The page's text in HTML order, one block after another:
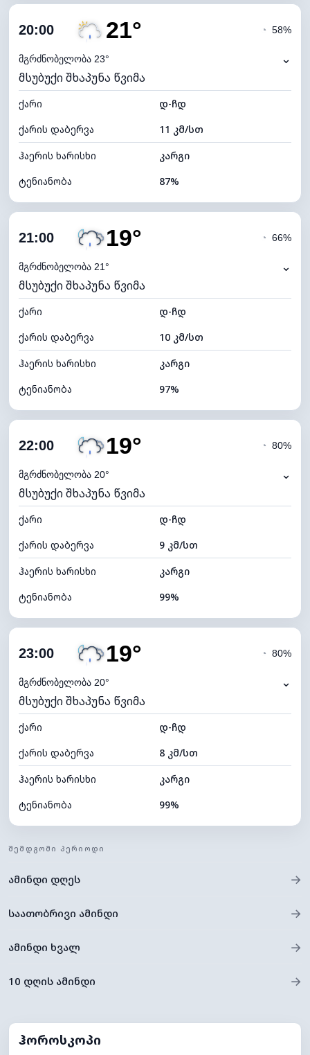
ღრუბლიანობა
ნამის წერტილი
ხილვადობა
განათების ინდექსი 4 (მკრთალი)
ღრუბლის სიმაღლე 5520 მ
20:00 21°
მგრძნობელობა 23°
◔ 58%
⌄
მსუბუქი შხაპუნა წვიმა
ქარი
დ-ჩდ
ქარის დაბერვა
11 კმ/სთ
ჰაერის ხარისხი
კარგი
ტენიანობა
87%
ღრუბლიანობა
ნამის წერტილი
ხილვადობა
განათების ინდექსი 4 (მკრთალი)
ღრუბლის სიმაღლე 6480 მ
21:00 19°
მგრძნობელობა 21°
◔ 66%
⌄
მსუბუქი შხაპუნა წვიმა
ქარი
დ-ჩდ
ქარის დაბერვა
10 კმ/სთ
ჰაერის ხარისხი
კარგი
ტენიანობა
97%
ღრუბლიანობა
ნამის წერტილი
ხილვადობა
განათების ინდექსი 0 (ბნელი)
ღრუბლის სიმაღლე 4960 მ
22:00 19°
მგრძნობელობა 20°
◔ 80%
⌄
მსუბუქი შხაპუნა წვიმა
ქარი
დ-ჩდ
ქარის დაბერვა
9 კმ/სთ
ჰაერის ხარისხი
კარგი
ტენიანობა
99%
ღრუბლიანობა
ნამის წერტილი
ხილვადობა
განათების ინდექსი 0 (ბნელი)
ღრუბლის სიმაღლე 4000 მ
23:00 19°
მგრძნობელობა 20°
◔ 80%
⌄
მსუბუქი შხაპუნა წვიმა
ქარი
დ-ჩდ
ქარის დაბერვა
8 კმ/სთ
ჰაერის ხარისხი
კარგი
ტენიანობა
99%
ღრუბლიანობა
ნამის წერტილი
ხილვადობა
ᲨᲔᲛᲓᲒᲝᲛᲘ ᲞᲔᲠᲘᲝᲓᲘ
ამინდი დღეს →
საათობრივი ამინდი →
ამინდი ხვალ →
10 დღის ამინდი →
ჰოროსკოპი